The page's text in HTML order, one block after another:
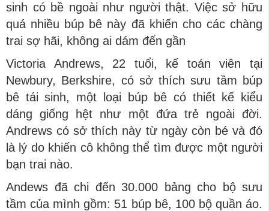
sinh có bề ngoài như người thật. Việc sở hữu
quá nhiều búp bê này đã khiến cho các chàng
trai sợ hãi, không ai dám đến gần
Victoria Andrews, 22 tuổi, kế toán viên tại
Newbury, Berkshire, có sở thích sưu tầm búp
bê tái sinh, một loại búp bê có thiết kế kiểu
dáng giống hệt như một đứa trẻ ngoài đời.
Andrews có sở thích này từ ngày còn bé và đó
là lý do khiến cô không thể tìm được một người
bạn trai nào.
Andews đã chi đến 30.000 bảng cho bộ sưu
tầm của mình gồm: 51 búp bê, 100 bộ quần áo.